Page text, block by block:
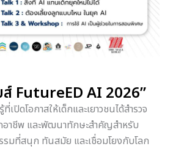
ส์ FutureED AI 2026”
เปิดโอกาสให้เด็กและเยาวชนได้สำรวจ
อาชีพ และพัฒนาทักษะสำคัญสำหรับ
มที่สนุก ทันสมัย และเชื่อมโยงกับโลก